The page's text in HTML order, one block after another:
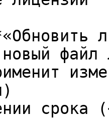
файл
срока